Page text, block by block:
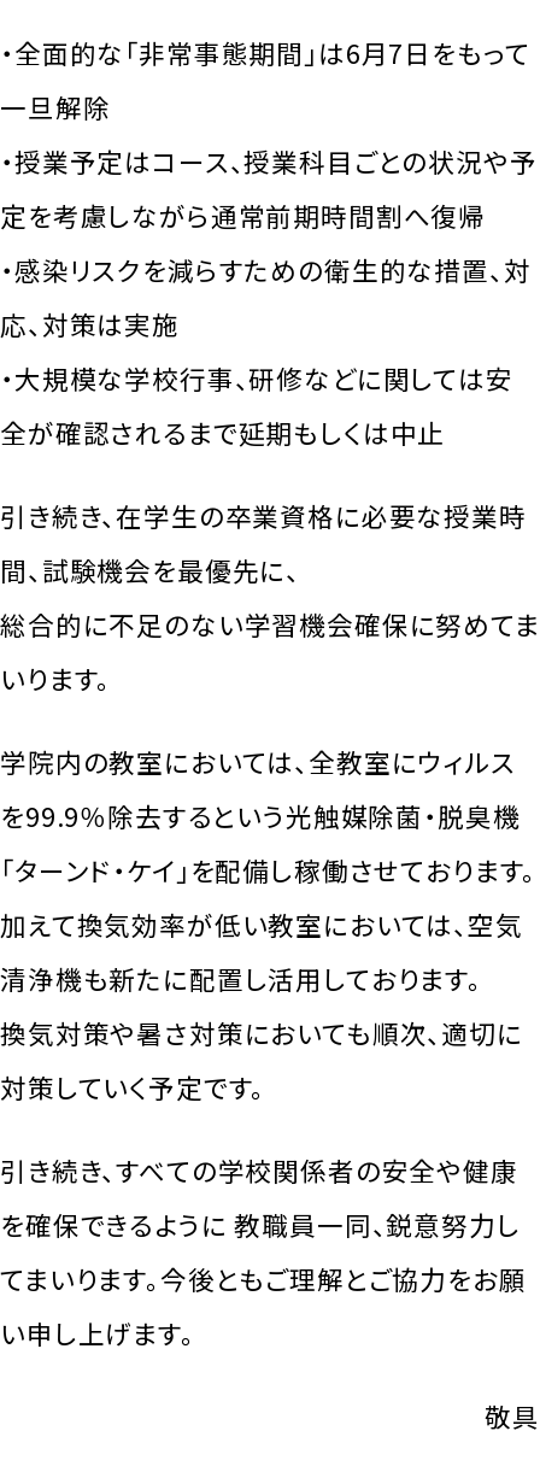
・全面的な「非常事態期間」は6月7日をもって
一旦解除
・授業予定はコース、授業科目ごとの状況や予
定を考慮しながら通常前期時間割へ復帰
・感染リスクを減らすための衛生的な措置、対
応、対策は実施
・大規模な学校行事、研修などに関しては安
全が確認されるまで延期もしくは中止
引き続き、在学生の卒業資格に必要な授業時
間、試験機会を最優先に、
総合的に不足のない学習機会確保に努めてま
いります。
学院内の教室においては、全教室にウィルス
を99.9％除去するという光触媒除菌・脱臭機
「ターンド・ケイ」を配備し稼働させております。
加えて換気効率が低い教室においては、空気
清浄機も新たに配置し活用しております。
換気対策や暑さ対策においても順次、適切に
対策していく予定です。
引き続き、すべての学校関係者の安全や健康
を確保できるように 教職員一同、鋭意努力し
てまいります。今後ともご理解とご協力をお願
い申し上げます。
敬具